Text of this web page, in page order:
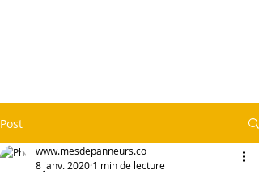
Post
www.mesdepanneurs.co
8 janv. 2020 1 min de lecture